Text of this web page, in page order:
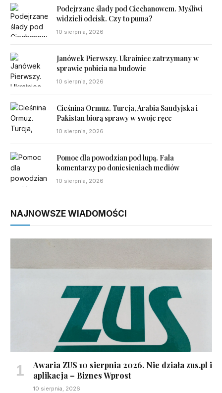
Podejrzane ślady pod Ciechanowem. Myśliwi
widzieli odcisk. Czy to puma?
10 sierpnia, 2026
Janówek Pierwszy. Ukrainiec zatrzymany w
sprawie pobicia na budowie
10 sierpnia, 2026
Cieśnina Ormuz. Turcja, Arabia Saudyjska i
Pakistan biorą sprawy w swoje ręce
10 sierpnia, 2026
Pomoc dla powodzian pod lupą. Fala
komentarzy po doniesieniach mediów
10 sierpnia, 2026
NAJNOWSZE WIADOMOŚCI
Awaria ZUS 10 sierpnia 2026. Nie działa zus.pl i
aplikacja – Biznes Wprost
10 sierpnia, 2026